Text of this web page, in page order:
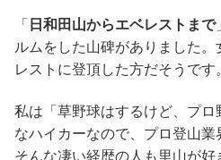
「 日和田山からエベレストまで
ルムをした山碑がありました
レストに登頂した方だそうです
私は「草野球はするけど、プ
なハイカーなので、プロ登山業
そんな凄い経歴の人も里山が好